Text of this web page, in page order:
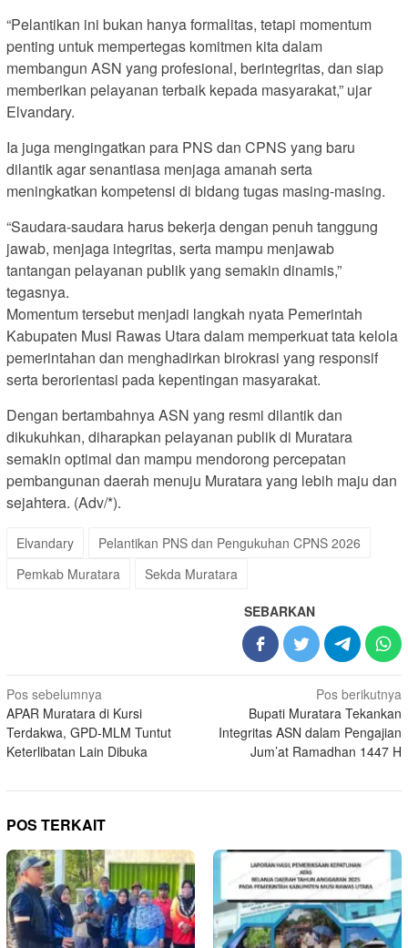
“Pelantikan ini bukan hanya formalitas, tetapi momentum
penting untuk mempertegas komitmen kita dalam
membangun ASN yang profesional, berintegritas, dan siap
memberikan pelayanan terbaik kepada masyarakat,” ujar
Elvandary.
Ia juga mengingatkan para PNS dan CPNS yang baru
dilantik agar senantiasa menjaga amanah serta
meningkatkan kompetensi di bidang tugas masing-masing.
“Saudara-saudara harus bekerja dengan penuh tanggung
jawab, menjaga integritas, serta mampu menjawab
tantangan pelayanan publik yang semakin dinamis,”
tegasnya.
Momentum tersebut menjadi langkah nyata Pemerintah
Kabupaten Musi Rawas Utara dalam memperkuat tata kelola
pemerintahan dan menghadirkan birokrasi yang responsif
serta berorientasi pada kepentingan masyarakat.
Dengan bertambahnya ASN yang resmi dilantik dan
dikukuhkan, diharapkan pelayanan publik di Muratara
semakin optimal dan mampu mendorong percepatan
pembangunan daerah menuju Muratara yang lebih maju dan
sejahtera. (Adv/*).
Elvandary
Pelantikan PNS dan Pengukuhan CPNS 2026
Pemkab Muratara
Sekda Muratara
SEBARKAN
Navigasi
pos
Pos sebelumnya
APAR Muratara di Kursi
Terdakwa, GPD-MLM Tuntut
Keterlibatan Lain Dibuka
Pos berikutnya
Bupati Muratara Tekankan
Integritas ASN dalam Pengajian
Jum’at Ramadhan 1447 H
POS TERKAIT